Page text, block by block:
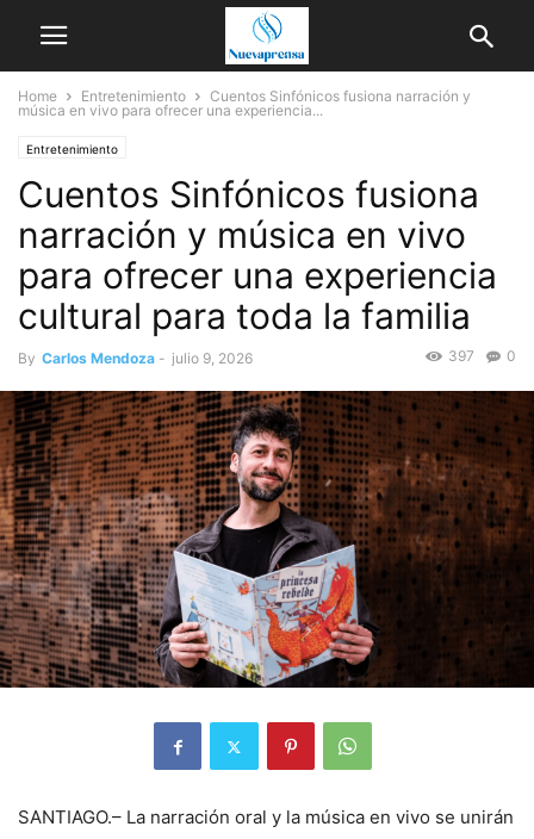
Home Entretenimiento
Cuentos Sinfónicos fusiona narración y
música en vivo para ofrecer una experiencia...
Entretenimiento
Cuentos Sinfónicos fusiona
narración y música en vivo
para ofrecer una experiencia
cultural para toda la familia
By Carlos Mendoza - julio 9, 2026 0
397
SANTIAGO.– La narración oral y la música en vivo se unirán